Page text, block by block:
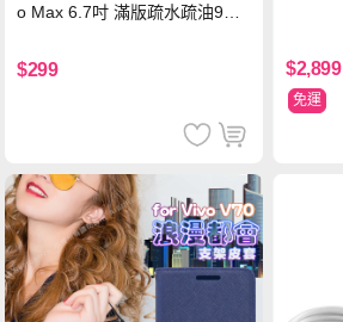
o Max 6.7吋 滿版疏水疏油9H
$299 $2,899
免運